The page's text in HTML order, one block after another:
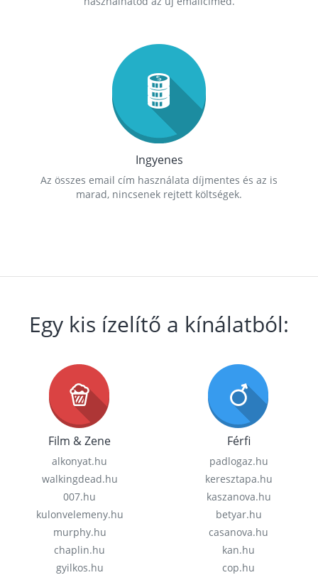
Ingyenes
Az összes email cím használata díjmentes és az is
marad, nincsenek rejtett költségek.
Egy kis ízelítő a kínálatból:
Film & Zene
alkonyat.hu
walkingdead.hu
007.hu
kulonvelemeny.hu
murphy.hu
chaplin.hu
gyilkos.hu
Férfi
padlogaz.hu
keresztapa.hu
kaszanova.hu
betyar.hu
casanova.hu
kan.hu
cop.hu